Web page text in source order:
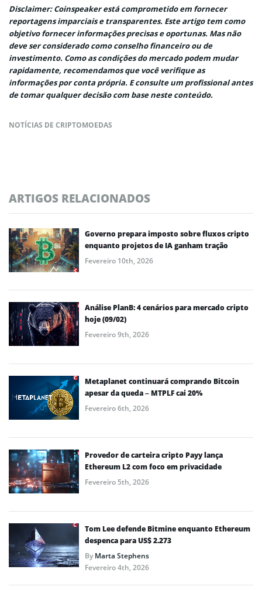
Disclaimer: Coinspeaker está comprometido em fornecer
reportagens imparciais e transparentes. Este artigo tem como
objetivo fornecer informações precisas e oportunas. Mas não
deve ser considerado como conselho financeiro ou de
investimento. Como as condições do mercado podem mudar
rapidamente, recomendamos que você verifique as
informações por conta própria. E consulte um profissional antes
de tomar qualquer decisão com base neste conteúdo.
NOTÍCIAS DE CRIPTOMOEDAS
ARTIGOS RELACIONADOS
Governo prepara imposto sobre fluxos cripto
enquanto projetos de IA ganham tração
Fevereiro 10th, 2026
Análise PlanB: 4 cenários para mercado cripto
hoje (09/02)
Fevereiro 9th, 2026
Metaplanet continuará comprando Bitcoin
apesar da queda – MTPLF cai 20%
Fevereiro 6th, 2026
Provedor de carteira cripto Payy lança
Ethereum L2 com foco em privacidade
Fevereiro 5th, 2026
Tom Lee defende Bitmine enquanto Ethereum
despenca para US$ 2.273
ByMarta Stephens
Fevereiro 4th, 2026